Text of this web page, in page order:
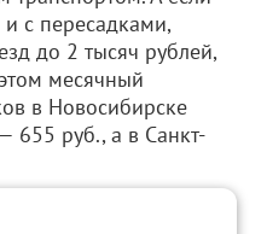
и с пересадками,
до 2 тысяч рублей,
месячный
в Новосибирске
655 руб., а в Санкт-